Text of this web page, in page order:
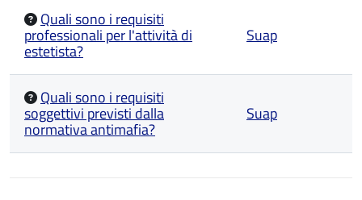
Quali sono i requisiti
professionali per l'attività di
estetista?
Suap
Quali sono i requisiti
soggettivi previsti dalla
normativa antimafia?
Suap